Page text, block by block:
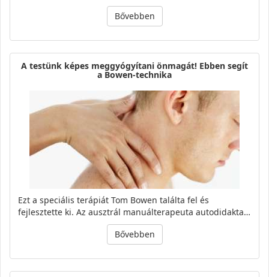
Bővebben
A testünk képes meggyógyítani önmagát! Ebben segít
a Bowen-technika
Ezt a speciális terápiát Tom Bowen találta fel és
fejlesztette ki. Az ausztrál manuálterapeuta autodidakta…
Bővebben